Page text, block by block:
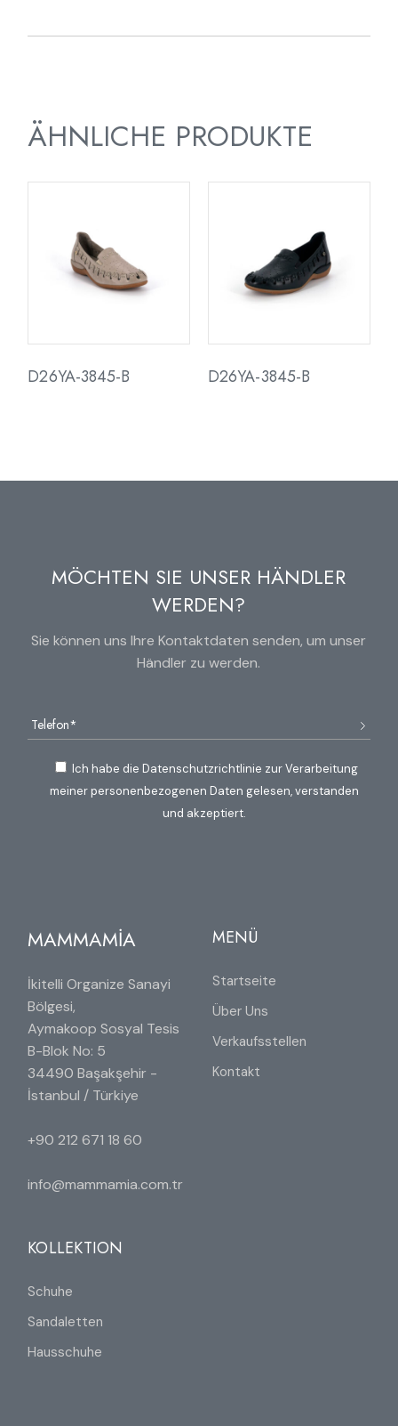
ÄHNLICHE PRODUKTE
D26YA-3845-B D26YA-3845-B
MÖCHTEN SIE UNSER HÄNDLER
WERDEN?
Sie können uns Ihre Kontaktdaten senden, um unser
Händler zu werden.
Ich habe die Datenschutzrichtlinie zur Verarbeitung
meiner personenbezogenen Daten gelesen, verstanden
und akzeptiert.
MAMMAMİA
İkitelli Organize Sanayi
Bölgesi,
Aymakoop Sosyal Tesis
B-Blok No: 5
34490 Başakşehir -
İstanbul / Türkiye
+90 212 671 18 60
info@mammamia.com.tr
MENÜ
Startseite
Über Uns
Verkaufsstellen
Kontakt
KOLLEKTION
Schuhe
Sandaletten
Hausschuhe